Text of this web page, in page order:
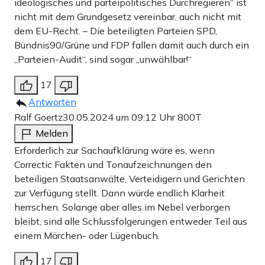
ideologisches und parteipolitisches Durchregieren“ ist
nicht mit dem Grundgesetz vereinbar, auch nicht mit
dem EU-Recht. – Die beteiligten Parteien SPD,
Bündnis90/Grüne und FDP fallen damit auch durch ein
„Parteien-Audit“, sind sogar „unwählbar!“
17
Antworten
Ralf Goertz30.05.2024 um 09:12 Uhr800T
Melden
Erforderlich zur Sachaufklärung wäre es, wenn
Correctic Fakten und Tonaufzeichnungen den
beteiligen Staatsanwälte, Verteidigern und Gerichten
zur Verfügung stellt. Dann würde endlich Klarheit
herrschen. Solange aber alles im Nebel verborgen
bleibt, sind alle Schlussfolgerungen entweder Teil aus
einem Märchen- oder Lügenbuch.
17